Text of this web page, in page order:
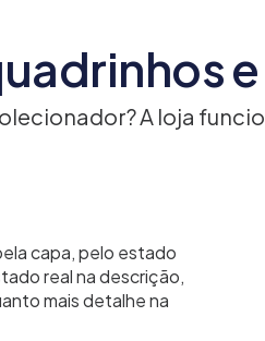
A loja
capa, pelo estado
real na descrição,
mais detalhe na